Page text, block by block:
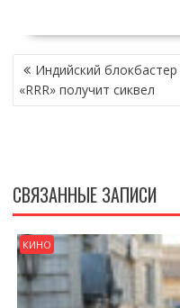
НАВИГАЦИЯ
ПО
ЗАПИСЯМ
Индийский блокбастер
«RRR» получит сиквел
СВЯЗАННЫЕ ЗАПИСИ
КИНО